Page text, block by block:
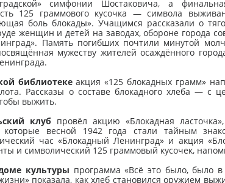
симфонии Шостаковича, а
125 граммового кусочка — символа
боль блокады». Учащимся рассказали о
женщин и детей на заводах, обороне города
Память погибших почтили минутой
мужеству жителей осаждённого
библиотекеакция «125 блокадных грамм»
Рассказы о составе блокадного хлеба — с
выжить.
клуб провёл акцию «Блокадная
весной 1942 года стали тайным
час «Блокадный Ленинград» и акция
и символический 125 граммовый кусочек,
культуры программа «Всё это было, было
показала, как хлеб становился оружием